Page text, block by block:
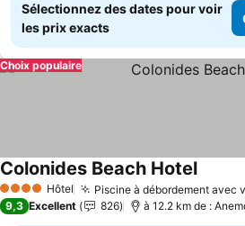
Sélectionnez des dates pour voir
les prix exacts
Choix populaire
4 Étoiles Hôtel Piscine à débordement avec
Colonides Beach Hotel
9,3 Excellent 826 à 12.2 km de :